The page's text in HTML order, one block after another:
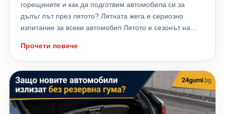
горещините и как да подготвим автомобила си за
дълъг път през лятото? Лятната жега е сериозно
изпитание за всеки автомобил Лятото е сезонът на
които много шофьори изминават към морето,
планината или чужбина. Високите температури обаче
не натоварват само водача – те поставят на сериозно
изпитание всички системи на автомобила. Всяка
година хиляди автомобили аварират именно през
летните месеци заради прегряване на двигателя,
Прочети повече